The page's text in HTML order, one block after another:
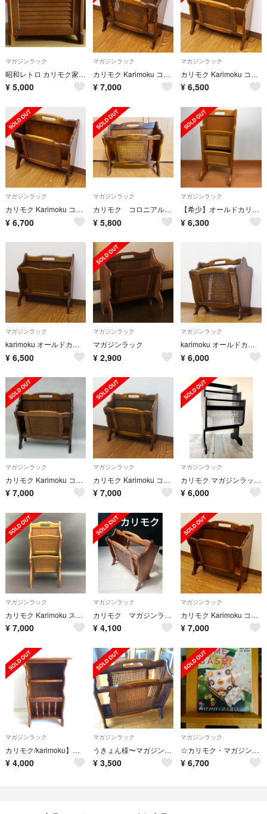
マガジンラック
昭和レトロ カリモク家具 高級マガジンラック 天然木 honey様専用 美品
¥ 5,000
マガジンラック
カリモク Karimoku コロニアル マガジンラック ブックスタンド 木製
¥ 7,000
マガジンラック
カリモク Karimoku コロニアル マガジンラック ブックスタンド 本入れ
¥ 6,500
マガジンラック
カリモク Karimoku コロニアル マガジンラック ブックスタンド 家具
¥ 6,700
マガジンラック
カリモク コロニアルシリーズ ブックスタンド
¥ 5,800
マガジンラック
【希少】オールドカリモク マガジンラック
¥ 6,300
マガジンラック
karimoku オールドカリモク ブナ材 マガジンラック 本立て 雑誌入
¥ 6,500
マガジンラック
マガジンラック
¥ 2,900
マガジンラック
karimoku オールドカリモク 収納付 コロニアル マガジンラック 木製
¥ 6,000
マガジンラック
カリモク Karimoku コロニアル マガジンラック ブックスタンド 木製
¥ 7,000
マガジンラック
カリモク Karimoku コロニアル マガジンラック ブックスタンド レトロ
¥ 7,000
マガジンラック
カリモク マガジンラック karimoku 新聞立て 昭和レトロ ビンテージ
¥ 6,000
マガジンラック
カリモク Karimoku スリッパラック マガジンラック 木製 本入れ 収納
¥ 7,000
マガジンラック
カリモク マガジンラック コロニアルシリーズ
¥ 4,100
マガジンラック
カリモク Karimoku コロニアル マガジンラック ブックスタンド 木製
¥ 7,000
マガジンラック
カリモク/karimoku】コロニアル 台とマガジンラック
¥ 4,000
マガジンラック
うきょん様〜マガジンラック カリモク 木製 コロニアル
¥ 3,500
マガジンラック
☆カリモク・マガジンラック☆
¥ 6,700